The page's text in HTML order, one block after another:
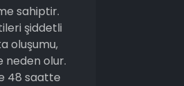
sahiptir.
şiddetli
oluşumu,
neden olur.
48 saatte